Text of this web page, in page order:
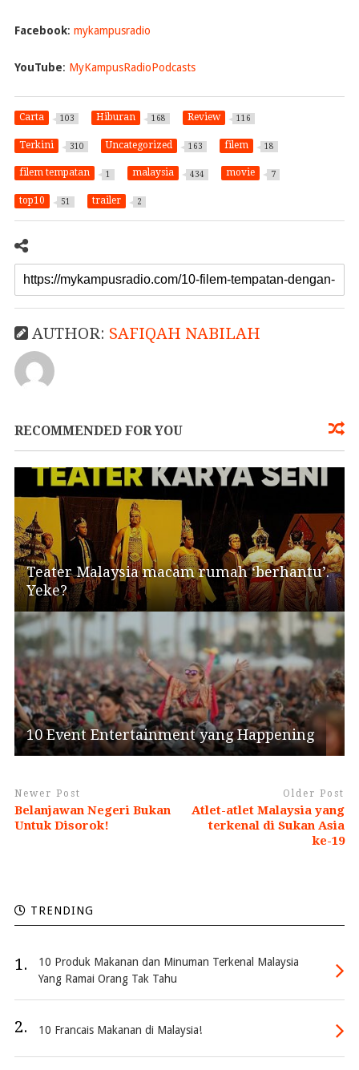
Facebook: mykampusradio
YouTube: MyKampusRadioPodcasts
Carta 103 Hiburan 168 Review 116
Terkini 310 Uncategorized 163 filem 18
filem tempatan 1 malaysia 434 movie 7
top10 51 trailer 2
AUTHOR: SAFIQAH NABILAH
RECOMMENDED FOR YOU
Teater Malaysia macam rumah ‘berhantu’.
Yeke?
10 Event Entertainment yang Happening
Newer Post
Belanjawan Negeri Bukan
Untuk Disorok!
Older Post
Atlet-atlet Malaysia yang
terkenal di Sukan Asia
ke-19
TRENDING
1.
10 Produk Makanan dan Minuman Terkenal Malaysia
Yang Ramai Orang Tak Tahu
2. 10 Francais Makanan di Malaysia!